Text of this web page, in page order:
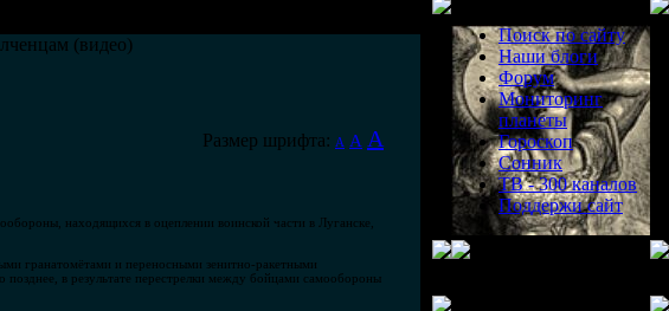
(видео)
Размер шрифта: A A A
находящихся в оцеплении воинской части в Луганске,
гранатомётами и переносными зенитно-ракетными
позднее, в результате перестрелки между бойцами самообороны
Поиск по сайту
Наши блоги
Форум
Мониторинг
планеты
Гороскоп
Сонник
ТВ - 300 каналов
Поддержи сайт